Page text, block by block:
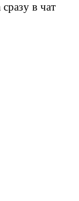
в чат